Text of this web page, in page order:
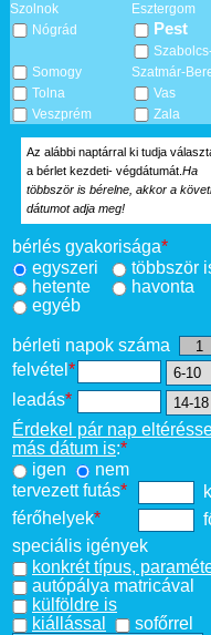
Szolnok
Esztergom
Nógrád
Pest
Somogy
Szatmár-
Tolna
Vas
Veszprém
Zala
Az alábbi naptárral ki tudja
a bérlet kezdeti- végdátumát. Ha
többször is bérelne, akkor a
dátumot adja meg!
bérlés gyakorisága*
egyszeri
többször
hetente
havonta
egyéb
bérleti napok száma
felvétel *
leadás*
Érdekel pár nap
más dátum is:*
igen
nem
tervezett futás*
férőhelyek*
speciális igények
konkrét típus,
autópálya matricával
külföldre is
kiállással
sofőrrel